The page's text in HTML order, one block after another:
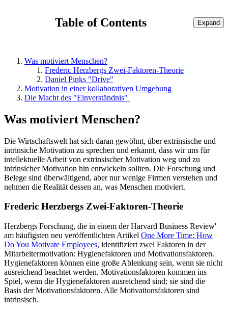
Table of Contents Expand
Was motiviert Menschen?
Frederic Herzbergs Zwei-Faktoren-Theorie
Daniel Pinks "Drive"
Motivation in einer kollaborativen Umgebung
Die Macht des "Einverständnis"
Was motiviert Menschen?
Die Wirtschaftswelt hat sich daran gewöhnt, über extrinsische und
intrinsiche Motivation zu sprechen und erkannt, dass wir uns für
intellektuelle Arbeit von extrinsischer Motivation weg und zu
intrinsicher Motivation hin entwickeln sollten. Die Forschung und
Belege sind überwältigend, aber nur wenige Firmen verstehen und
nehmen die Realität dessen an, was Menschen motiviert.
Frederic Herzbergs Zwei-Faktoren-Theorie
Herzbergs Forschung, die in einem der Harvard Business Review'
am häufigsten neu veröffentlichten Artikel One More Time: How
Do You Motivate Employees, identifiziert zwei Faktoren in der
Mitarbeitermotivation: Hygienefaktoren und Motivationsfaktoren.
Hygienefaktoren können eine große Ablenkung sein, wenn sie nicht
ausreichend beachtet werden. Motivationsfaktoren kommen ins
Spiel, wenn die Hygienefaktoren ausreichend sind; sie sind die
Basis der Motivationsfaktoren. Alle Motivationsfaktoren sind
intrinsisch.